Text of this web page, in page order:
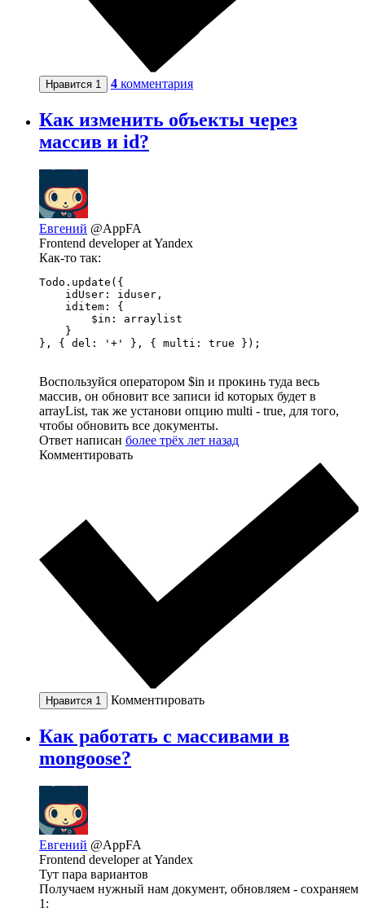
Нравится 1 4 комментария
Как изменить объекты через
массив и id?
Евгений @AppFA
Frontend developer at Yandex
Как-то так:
Todo.update({
    idUser: iduser,
    iditem: {
        $in: arraylist
    }
}, { del: '+' }, { multi: true });
Воспользуйся оператором $in и прокинь туда весь
массив, он обновит все записи id которых будет в
arrayList, так же установи опцию multi - true, для того,
чтобы обновить все документы.
Ответ написан более трёх лет назад
Комментировать
Нравится 1 Комментировать
Как работать с массивами в
mongoose?
Евгений @AppFA
Frontend developer at Yandex
Тут пара вариантов
Получаем нужный нам документ, обновляем - сохраняем
1: